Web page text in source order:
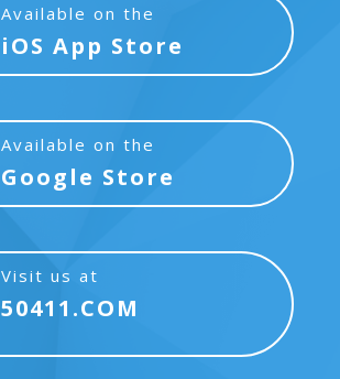
Available on the
iOS App Store
Available on the
Google Store
Visit us at
50411.COM